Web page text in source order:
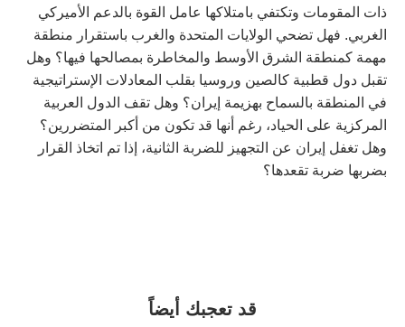
ذات المقومات وتكتفي بامتلاكها عامل القوة بالدعم الأميركي
الغربي. فهل تضحي الولايات المتحدة والغرب باستقرار منطقة
مهمة كمنطقة الشرق الأوسط والمخاطرة بمصالحها فيها؟ وهل
تقبل دول قطبية كالصين وروسيا بقلب المعادلات الإستراتيجية
في المنطقة بالسماح بهزيمة إيران؟ وهل تقف الدول العربية
المركزية على الحياد، رغم أنها قد تكون من أكبر المتضررين؟
وهل تغفل إيران عن التجهيز للضربة الثانية، إذا تم اتخاذ القرار
بضربها ضربة تقعدها؟
قد تعجبك أيضاً